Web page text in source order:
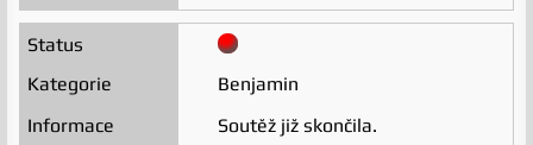
Benjamin
Soutěž již skončila.